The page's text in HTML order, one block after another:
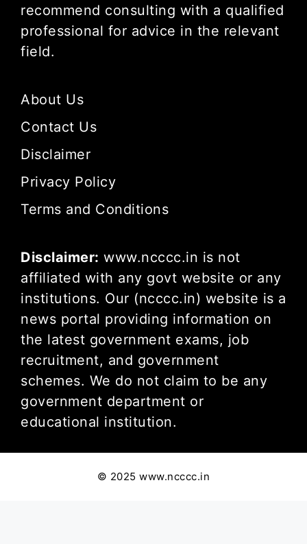
recommend consulting with a qualified
professional for advice in the relevant
field.
About Us
Contact Us
Disclaimer
Privacy Policy
Terms and Conditions
Disclaimer: www.ncccc.in is not
affiliated with any govt website or any
institutions. Our (ncccc.in) website is a
news portal providing information on
the latest government exams, job
recruitment, and government
schemes. We do not claim to be any
government department or
educational institution.
© 2025 www.ncccc.in